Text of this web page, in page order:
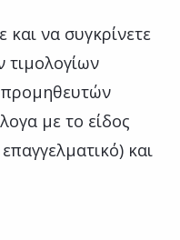
και να συγκρίνετε
προμηθευτών
με το είδος
και